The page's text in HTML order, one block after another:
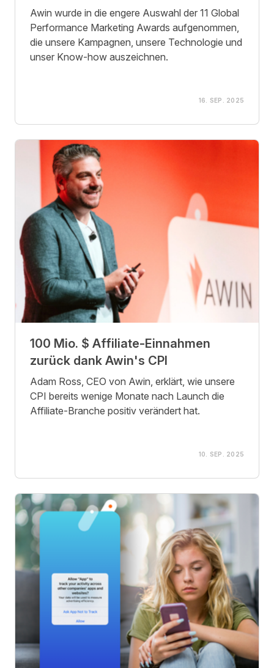
Awin wurde in die engere Auswahl der 11 Global
Performance Marketing Awards aufgenommen,
die unsere Kampagnen, unsere Technologie und
unser Know-how auszeichnen.
16. SEP. 2025
100 Mio. $ Affiliate-Einnahmen
zurück dank Awin's CPI
Adam Ross, CEO von Awin, erklärt, wie unsere
CPI bereits wenige Monate nach Launch die
Affiliate-Branche positiv verändert hat.
10. SEP. 2025